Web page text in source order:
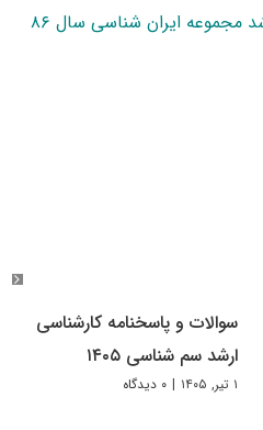
مجموعه ایران شناسی سال ۸۶
سوالات و پاسخنامه کارشناسی
ارشد سم شناسی ۱۴۰۵
۱ تیر, ۱۴۰۵ | ۰ دیدگاه